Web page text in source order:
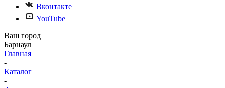
Вконтакте
YouTube
Ваш город
Барнаул
Главная
-
Каталог
-